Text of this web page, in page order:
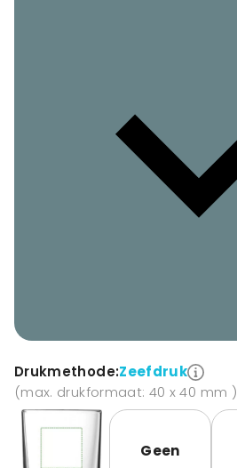
Drukmethode:Zeefdruk
(max. drukformaat: 40 x 40 mm )
Geen